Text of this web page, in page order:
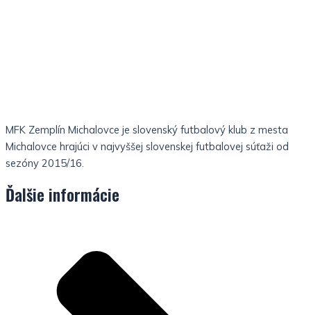
MFK Zemplín Michalovce je slovenský futbalový klub z mesta
Michalovce hrajúci v najvyššej slovenskej futbalovej súťaži od
sezóny 2015/16.
Ďalšie informácie